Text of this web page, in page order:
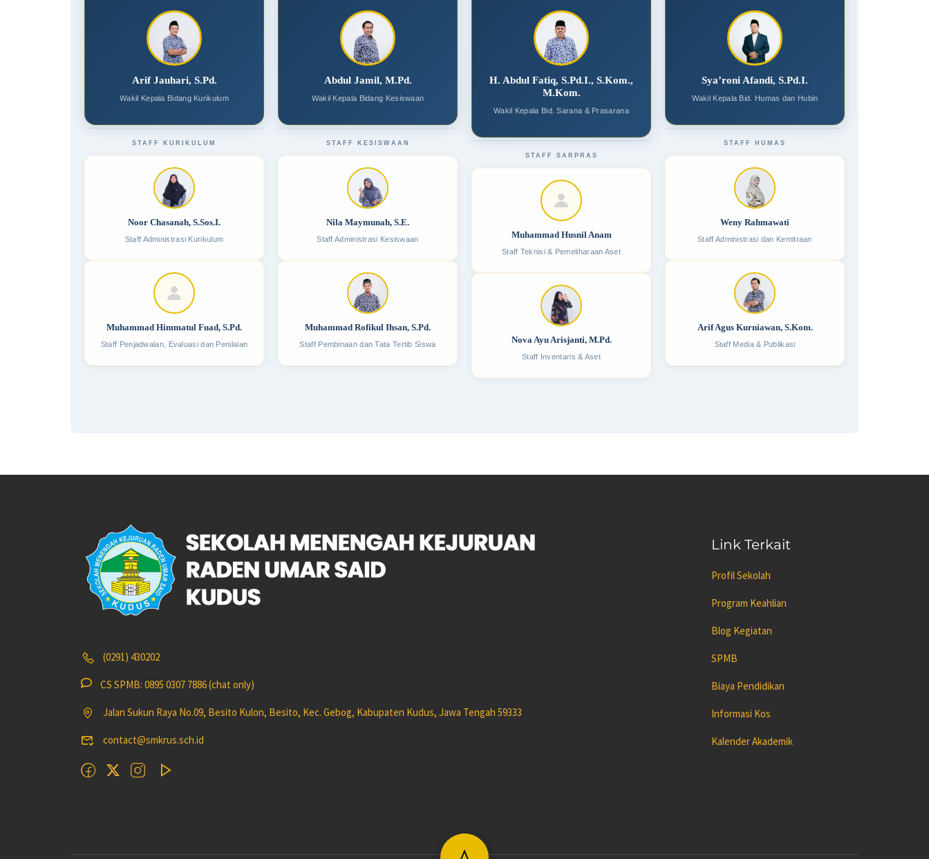
Arif Jauhari, S.Pd.
Wakil Kepala Bidang Kurikulum
STAFF KURIKULUM
Noor Chasanah, S.Sos.I.
Staff Administrasi Kurikulum
Muhammad Himmatul Fuad, S.Pd.
Staff Penjadwalan, Evaluasi dan Penilaian
Abdul Jamil, M.Pd.
Wakil Kepala Bidang Kesiswaan
STAFF KESISWAAN
Nila Maymunah, S.E.
Staff Administrasi Kesiswaan
Muhammad Rofikul Ihsan, S.Pd.
Staff Pembinaan dan Tata Tertib Siswa
H. Abdul Fatiq, S.Pd.I., S.Kom.,
M.Kom.
Wakil Kepala Bid. Sarana & Prasarana
STAFF SARPRAS
Muhammad Husnil Anam
Staff Teknisi & Pemeliharaan Aset
Nova Ayu Arisjanti, M.Pd.
Staff Inventaris & Aset
Sya’roni Afandi, S.Pd.I.
Wakil Kepala Bid. Humas dan Hubin
STAFF HUMAS
Weny Rahmawati
Staff Administrasi dan Kemitraan
Arif Agus Kurniawan, S.Kom.
Staff Media & Publikasi
(0291) 430202
CS SPMB: 0895 0307 7886 (chat only)
Jalan Sukun Raya No.09, Besito Kulon, Besito, Kec. Gebog, Kabupaten Kudus, Jawa Tengah 59333
contact@smkrus.sch.id
Link Terkait
Profil Sekolah
Program Keahlian
Blog Kegiatan
SPMB
Biaya Pendidikan
Informasi Kos
Kalender Akademik